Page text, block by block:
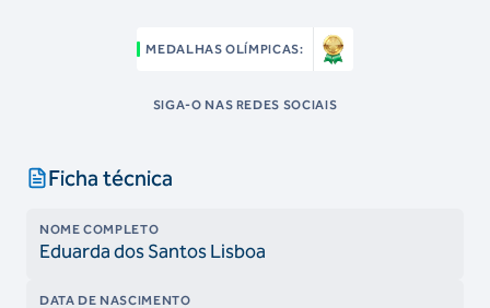
MEDALHAS OLÍMPICAS:
SIGA-O NAS REDES SOCIAIS
Ficha técnica
NOME COMPLETO
Eduarda dos Santos Lisboa
DATA DE NASCIMENTO